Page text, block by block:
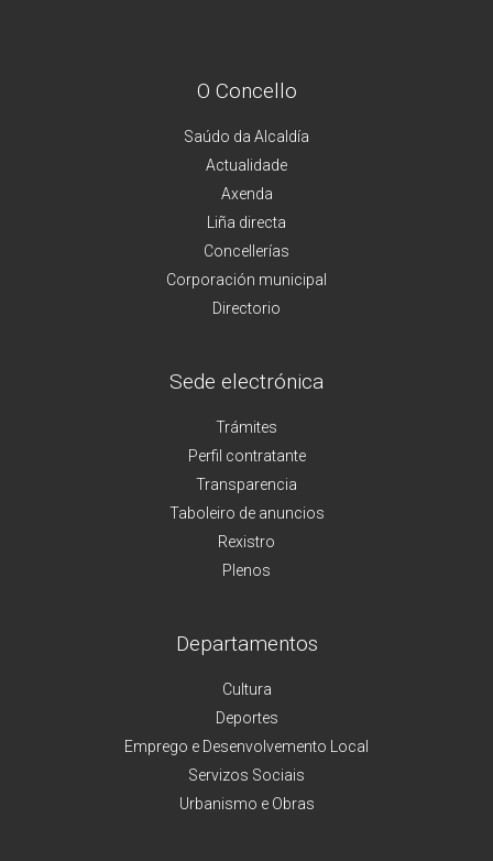
O Concello
Saúdo da Alcaldía
Actualidade
Axenda
Liña directa
Concellerías
Corporación municipal
Directorio
Sede electrónica
Trámites
Perfil contratante
Transparencia
Taboleiro de anuncios
Rexistro
Plenos
Departamentos
Cultura
Deportes
Emprego e Desenvolvemento Local
Servizos Sociais
Urbanismo e Obras